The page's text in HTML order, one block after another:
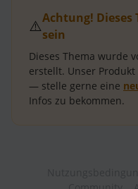
⚠️Achtung!
sein
Dieses Thema wurde
erstellt. Unser
— stelle gerne eine
Infos zu bekommen.